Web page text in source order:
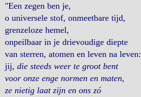
"Een zegen ben je,
o universele stof, onmeetbare tijd,
grenzeloze hemel,
onpeilbaar in je drievoudige diepte
van sterren, atomen en leven na leven:
jij, die steeds weer te groot bent
voor onze enge normen en maten,
ze nietig laat zijn en ons zó